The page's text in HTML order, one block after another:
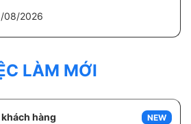
08/2026
LÀM MỚI
NEW
hàng